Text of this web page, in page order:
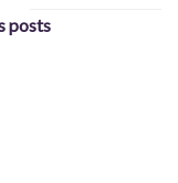
posts